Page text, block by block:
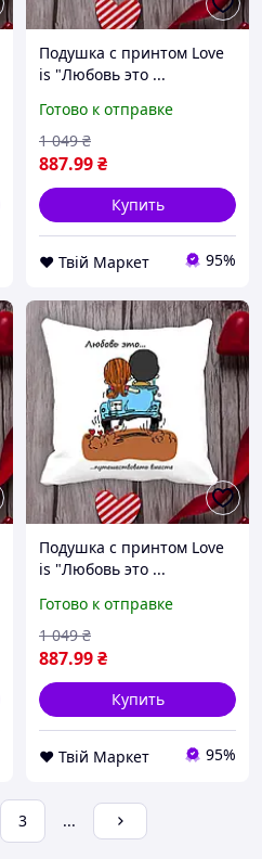
Подушка с принтом Love
is "Любовь это ...
встречи" Белый Кавун
П000016 D8-2026
Готово к отправке
887.99₴
1 049 ₴
Купить
❤️ Твій Маркет 95%
Подушка с принтом Love
is "Любовь это ...
Белый Кавун П000018 D8-
2026
Готово к отправке
887.99₴
1 049 ₴
Купить
❤️ Твій Маркет 95%
3 ...